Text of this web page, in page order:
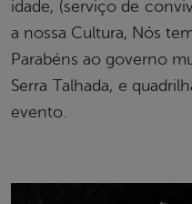
idade, (serviço de
a nossa Cultura, Nós
Parabéns ao governo
Serra Talhada, e
evento.